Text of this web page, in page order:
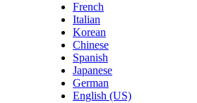
French
Italian
Korean
Chinese
Spanish
Japanese
German
English (US)